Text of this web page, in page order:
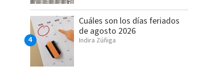
Cuáles son los días feriados
de agosto 2026
Indira Zúñiga